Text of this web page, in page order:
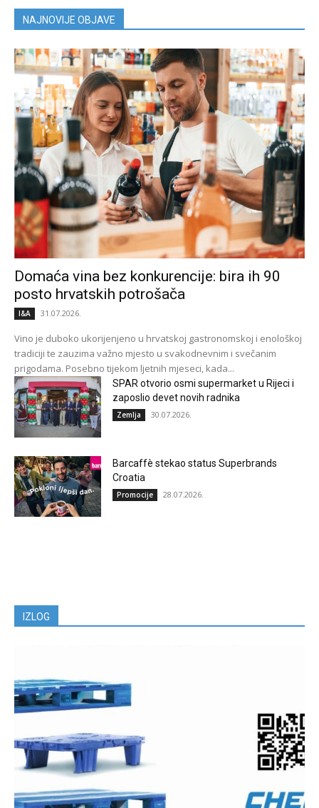
NAJNOVIJE OBJAVE
Domaća vina bez konkurencije: bira ih 90
posto hrvatskih potrošača
I&A 31.07.2026.
Vino je duboko ukorijenjeno u hrvatskoj gastronomskoj i enološkoj
tradiciji te zauzima važno mjesto u svakodnevnim i svečanim
prigodama. Posebno tijekom ljetnih mjeseci, kada...
SPAR otvorio osmi supermarket u Rijeci i
zaposlio devet novih radnika
Zemlja 30.07.2026.
Barcaffè stekao status Superbrands
Croatia
Promocije 28.07.2026.
IZLOG